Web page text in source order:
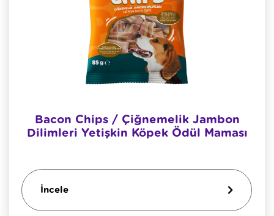
Bacon Chips / Çiğnemelik Jambon
Dilimleri Yetişkin Köpek Ödül Maması
İncele